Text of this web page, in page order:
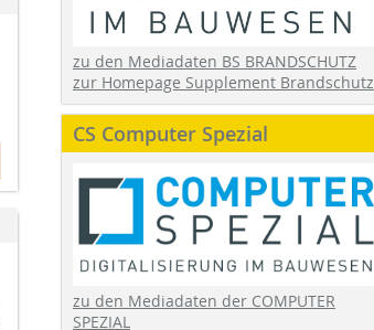
zu den Mediadaten BS BRANDSCHUTZ
zur Homepage Supplement Brandschutz
CS Computer Spezial
zu den Mediadaten der COMPUTER
SPEZIAL